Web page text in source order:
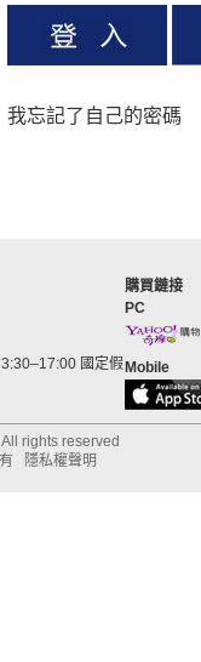
我忘記了自己的密碼
國定假
購買鏈接
PC
Mobile
rights reserved
隱私權聲明